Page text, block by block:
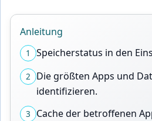
Anleitung
1 Speicherstatus in den
2
Die größten Apps und
identifizieren.
3 Cache der betroffenen